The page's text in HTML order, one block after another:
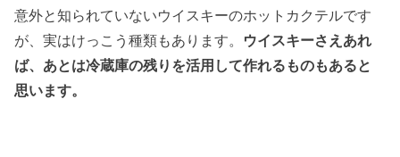
意外と知られていないウイスキーのホットカクテルです
が、実はけっこう種類もあります。 ウイスキーさえあれ
ば、あとは冷蔵庫の残りを活用して作れるものもあると
思います。